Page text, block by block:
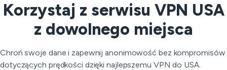
Korzystaj z serwisu VPN USA
z dowolnego miejsca
Chroń swoje dane i zapewnij anonimowość bez kompromisów
dotyczących prędkości dzięki najlepszemu VPN do USA.